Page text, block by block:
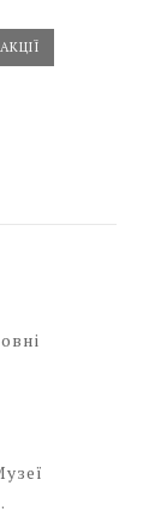
АКЦІЇ